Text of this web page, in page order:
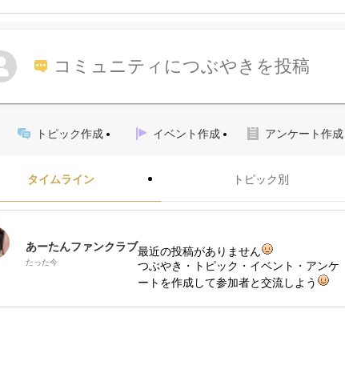
コミュニティにつぶやきを投稿
トピック作成 イベント作成 アンケート作成
タイムライン トピック別
あーたんファンクラブ
たった今
最近の投稿がありません
つぶやき・トピック・イベント・アンケ
ートを作成して参加者と交流しよう